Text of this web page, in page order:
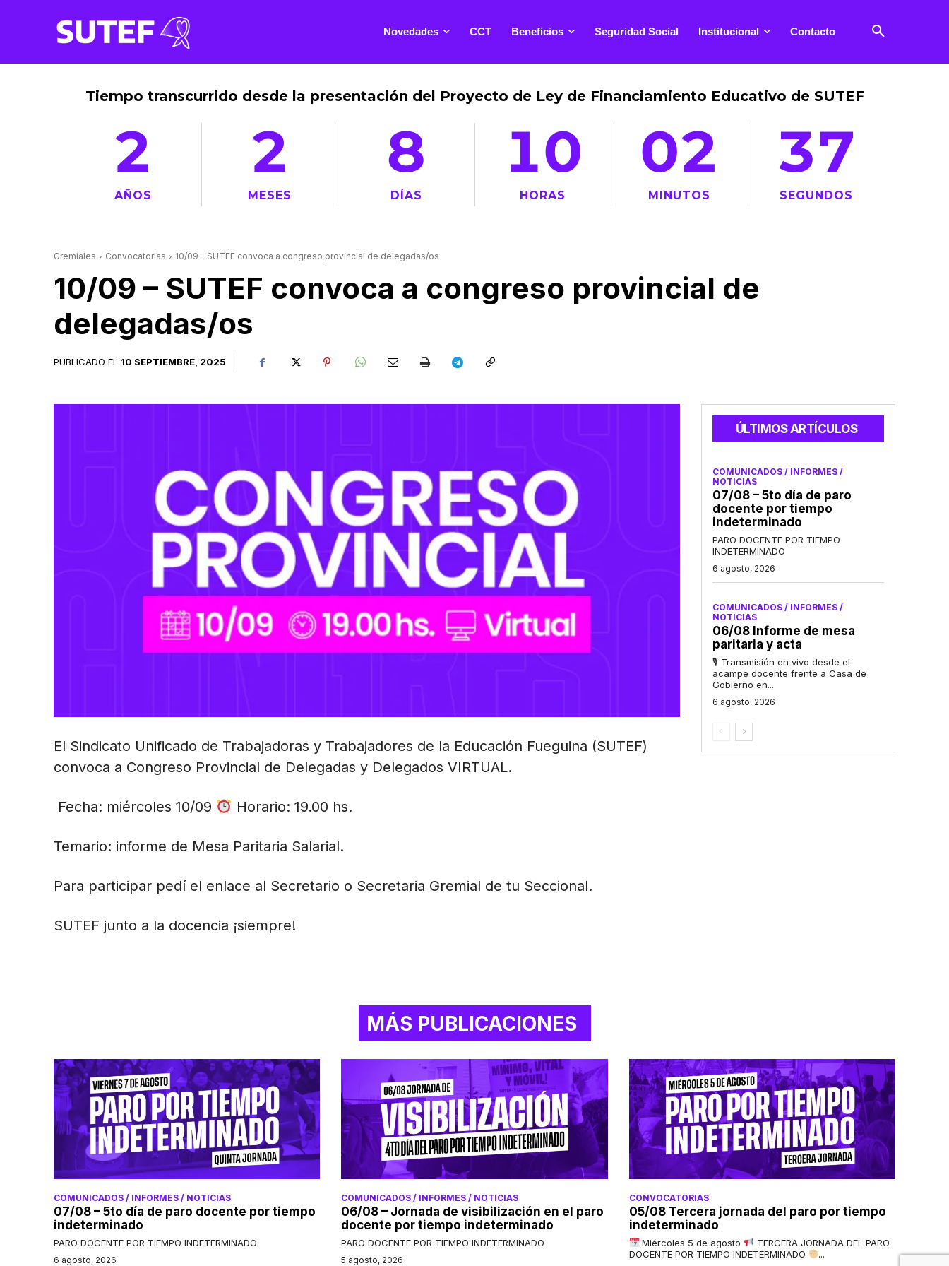
Novedades CCT Beneficios Seguridad Social Institucional Contacto
Tiempo transcurrido desde la presentación del Proyecto de Ley de Financiamiento Educativo de SUTEF
2
AÑOS
2
MESES
8
DÍAS
10
HORAS
02
MINUTOS
37
SEGUNDOS
Gremiales Convocatorias 10/09 – SUTEF convoca a congreso provincial de delegadas/os
10/09 – SUTEF convoca a congreso provincial de
delegadas/os
PUBLICADO EL 10 SEPTIEMBRE, 2025
El Sindicato Unificado de Trabajadoras y Trabajadores de la Educación Fueguina (SUTEF)
convoca a Congreso Provincial de Delegadas y Delegados VIRTUAL.
Fecha: miércoles 10/09 Horario: 19.00 hs.
Temario: informe de Mesa Paritaria Salarial.
Para participar pedí el enlace al Secretario o Secretaria Gremial de tu Seccional.
SUTEF junto a la docencia ¡siempre!
ÚLTIMOS ARTÍCULOS
COMUNICADOS / INFORMES /
NOTICIAS
07/08 – 5to día de paro
docente por tiempo
indeterminado
PARO DOCENTE POR TIEMPO
INDETERMINADO
6 agosto, 2026
COMUNICADOS / INFORMES /
NOTICIAS
06/08 Informe de mesa
paritaria y acta
🎙 Transmisión en vivo desde el
acampe docente frente a Casa de
Gobierno en...
6 agosto, 2026
MÁS PUBLICACIONES
COMUNICADOS / INFORMES / NOTICIAS
07/08 – 5to día de paro docente por tiempo
indeterminado
PARO DOCENTE POR TIEMPO INDETERMINADO
6 agosto, 2026
COMUNICADOS / INFORMES / NOTICIAS
06/08 – Jornada de visibilización en el paro
docente por tiempo indeterminado
PARO DOCENTE POR TIEMPO INDETERMINADO
5 agosto, 2026
CONVOCATORIAS
05/08 Tercera jornada del paro por tiempo
indeterminado
Miércoles 5 de agosto
TERCERA JORNADA DEL PARO
DOCENTE POR TIEMPO INDETERMINADO
...